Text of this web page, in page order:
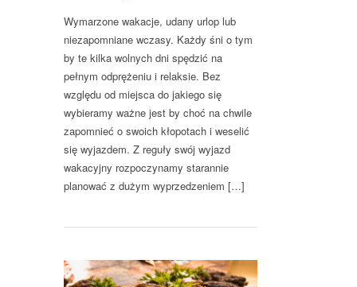
Wymarzone wakacje, udany urlop lub
niezapomniane wczasy. Każdy śni o tym
by te kilka wolnych dni spędzić na
pełnym odprężeniu i relaksie. Bez
względu od miejsca do jakiego się
wybieramy ważne jest by choć na chwile
zapomnieć o swoich kłopotach i weselić
się wyjazdem. Z reguły swój wyjazd
wakacyjny rozpoczynamy starannie
planować z dużym wyprzedzeniem […]